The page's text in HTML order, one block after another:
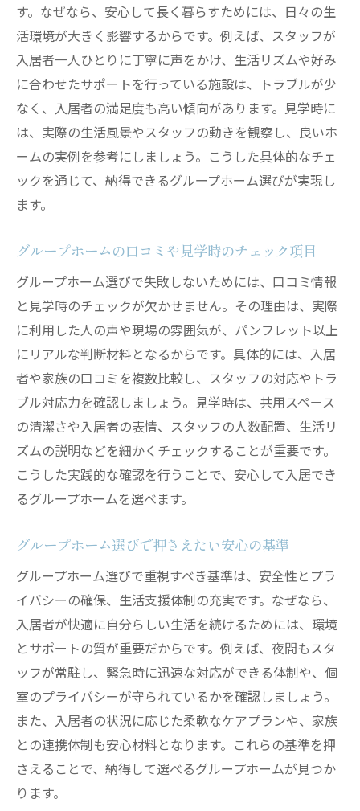
す。なぜなら、安心して長く暮らすためには、日々の生
活環境が大きく影響するからです。例えば、スタッフが
入居者一人ひとりに丁寧に声をかけ、生活リズムや好み
に合わせたサポートを行っている施設は、トラブルが少
なく、入居者の満足度も高い傾向があります。見学時に
は、実際の生活風景やスタッフの動きを観察し、良いホ
ームの実例を参考にしましょう。こうした具体的なチェ
ックを通じて、納得できるグループホーム選びが実現し
ます。
グループホームの口コミや見学時のチェック項目
グループホーム選びで失敗しないためには、口コミ情報
と見学時のチェックが欠かせません。その理由は、実際
に利用した人の声や現場の雰囲気が、パンフレット以上
にリアルな判断材料となるからです。具体的には、入居
者や家族の口コミを複数比較し、スタッフの対応やトラ
ブル対応力を確認しましょう。見学時は、共用スペース
の清潔さや入居者の表情、スタッフの人数配置、生活リ
ズムの説明などを細かくチェックすることが重要です。
こうした実践的な確認を行うことで、安心して入居でき
るグループホームを選べます。
グループホーム選びで押さえたい安心の基準
グループホーム選びで重視すべき基準は、安全性とプラ
イバシーの確保、生活支援体制の充実です。なぜなら、
入居者が快適に自分らしい生活を続けるためには、環境
とサポートの質が重要だからです。例えば、夜間もスタ
ッフが常駐し、緊急時に迅速な対応ができる体制や、個
室のプライバシーが守られているかを確認しましょう。
また、入居者の状況に応じた柔軟なケアプランや、家族
との連携体制も安心材料となります。これらの基準を押
さえることで、納得して選べるグループホームが見つか
ります。